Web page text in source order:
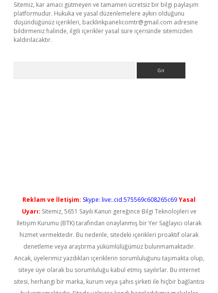
Sitemiz, kar amacı gütmeyen ve tamamen ücretsiz bir bilgi paylaşım
platformudur. Hukuka ve yasal düzenlemelere aykırı olduğunu
düşündüğünüz içerikleri, backlinkpanelicomtr@gmail.com adresine
bildirmeniz halinde, ilgili içerikler yasal süre içerisinde sitemizden
kaldırılacaktır.
Reklam ve İletişim: Skype: live:.cid.575569c608265c69Yasal
Uyarı: Sitemiz, 5651 Sayılı Kanun gereğince Bilgi Teknolojileri ve
İletişim Kurumu (BTK) tarafından onaylanmış bir Yer Sağlayıcı olarak
hizmet vermektedir. Bu nedenle, sitedeki içerikleri proaktif olarak
denetleme veya araştırma yükümlülüğümüz bulunmamaktadır.
Ancak, üyelerimiz yazdıkları içeriklerin sorumluluğunu taşımakta olup,
siteye üye olarak bu sorumluluğu kabul etmiş sayılırlar. Bu internet
sitesi, herhangi bir marka, kurum veya şahıs şirketi ile hiçbir bağlantısı